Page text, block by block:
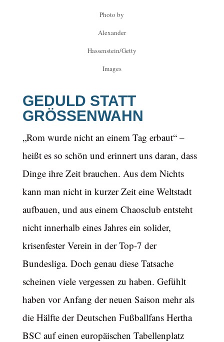
Photo by
Alexander
Hassenstein/Getty
Images
GEDULD STATT
GRÖSSENWAHN
„Rom wurde nicht an einem Tag erbaut“ –
heißt es so schön und erinnert uns daran, dass
Dinge ihre Zeit brauchen. Aus dem Nichts
kann man nicht in kurzer Zeit eine Weltstadt
aufbauen, und aus einem Chaosclub entsteht
nicht innerhalb eines Jahres ein solider,
krisenfester Verein in der Top-7 der
Bundesliga. Doch genau diese Tatsache
scheinen viele vergessen zu haben. Gefühlt
haben vor Anfang der neuen Saison mehr als
die Hälfte der Deutschen Fußballfans Hertha
BSC auf einen europäischen Tabellenplatz